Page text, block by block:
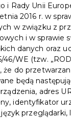
i Rady Unii
2016 r. w
w związku z
i w sprawie
danych oraz
46/WE (tzw.
do
będą
adres
identyfikator
przeglądarki,